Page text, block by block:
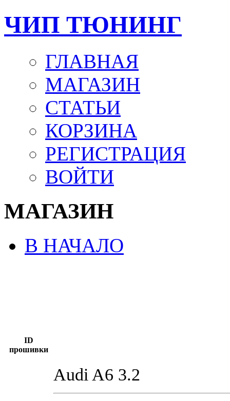
ЧИП ТЮНИНГ
ГЛАВНАЯ
МАГАЗИН
СТАТЬИ
КОРЗИНА
РЕГИСТРАЦИЯ
ВОЙТИ
МАГАЗИН
В НАЧАЛО
ID
прошивки
Audi A6 3.2